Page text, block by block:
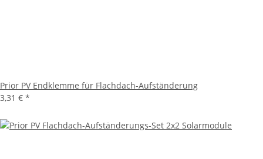
Prior PV Endklemme für Flachdach-Aufständerung
3,31 € *